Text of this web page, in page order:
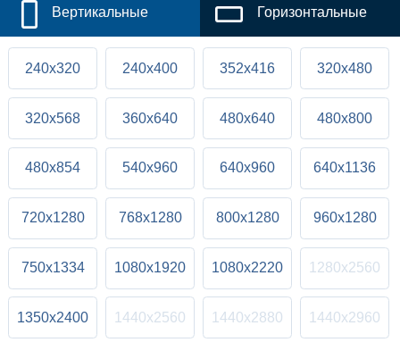
Вертикальные Горизонтальные
240x320 240x400 352x416 320x480
320x568 360x640 480x640 480x800
480x854 540x960 640x960 640x1136
720x1280 768x1280 800x1280 960x1280
750x1334 1080x1920 1080x2220 1280x2560
1350x2400 1440x2560 1440x2880 1440x2960